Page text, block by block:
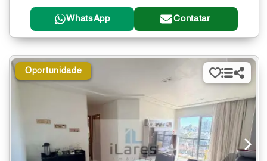
WhatsApp Contatar
Oportunidade